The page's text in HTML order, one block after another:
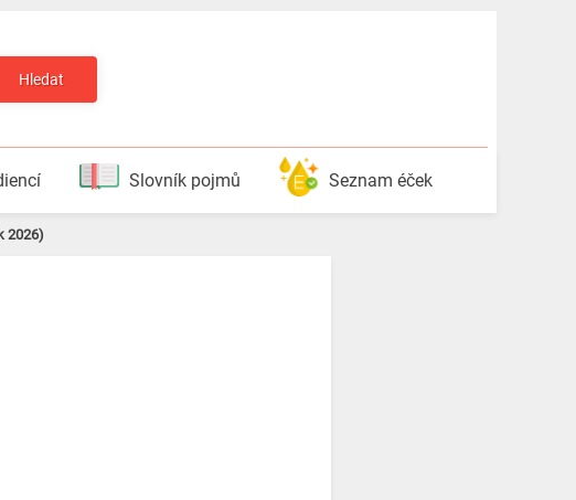
Hledat
Slovník pojmů Seznam éček
2026)